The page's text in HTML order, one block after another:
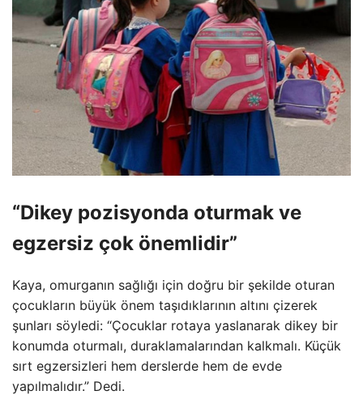
“Dikey pozisyonda oturmak ve
egzersiz çok önemlidir”
Kaya, omurganın sağlığı için doğru bir şekilde oturan
çocukların büyük önem taşıdıklarının altını çizerek
şunları söyledi: “Çocuklar rotaya yaslanarak dikey bir
konumda oturmalı, duraklamalarından kalkmalı. Küçük
sırt egzersizleri hem derslerde hem de evde
yapılmalıdır.” Dedi.